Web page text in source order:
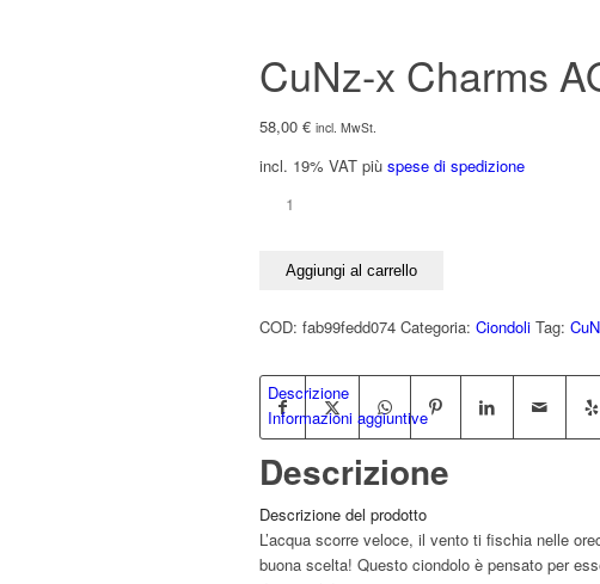
CuNz-x Charms
58,00 € incl. MwSt.
incl. 19% VAT più spese di spedizione
CuNz-
AQUILONE
quantità
Aggiungi al carrello
COD: fab99fedd074 Categoria: Ciondoli Tag:
Descrizione
Informazioni aggiuntive
Descrizione
Descrizione del prodotto
L’acqua scorre veloce, il vento ti fischia nelle
buona scelta! Questo ciondolo è pensato per